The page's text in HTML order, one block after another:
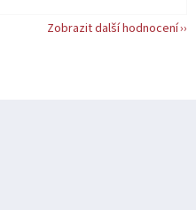
Zobrazit další hodnocení